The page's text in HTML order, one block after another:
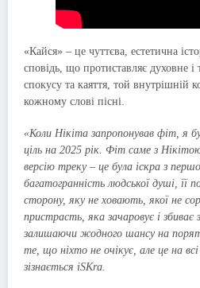
«Кайся» – це чуттєва, естетична
сповідь, що протиставляє духовне і
спокусу та каяття, той внутрішній
кожному слові пісні.
«Коли Нікіта запропонував фіт, я
ціль на 2025 рік. Фіт саме з
версію треку – це була іскра з
багатогранність людської душі,
сторону, яку не ховають, якої не
пристрасть, яка зачаровує і збиває
залишаючи жодного шансу на
те, що ніхто не очікує, але це на
зізнається iSKra.